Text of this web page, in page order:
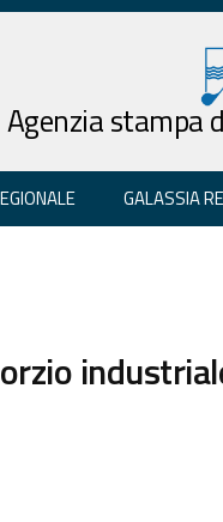
Agenzia stampa
GALASSIA